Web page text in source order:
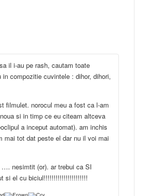
il i-au pe rash, cautam toate
in compozitie cuvintele : dihor, dihori,
filmulet. norocul meu a fost ca l-am
si in timp ce eu citeam altceva
a inceput automat). am inchis
mai tot dat peste el dar nu il voi mai
nesimtit (or). ar trebui ca SI
si el cu biciul!!!!!!!!!!!!!!!!!!!!!!